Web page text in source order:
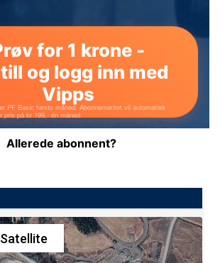
Allerede abonnent?
Satellite